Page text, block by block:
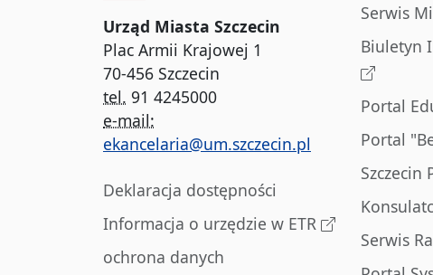
Urząd Miasta Szczecin
Plac Armii Krajowej 1
70-456 Szczecin
tel. 91 4245000
e-mail:
ekancelaria@um.szczecin.pl
Deklaracja dostępności
Informacja o urzędzie w ETR
ochrona danych
Serwis
Biuletyn
Portal
Portal
Szczecin
Serwis